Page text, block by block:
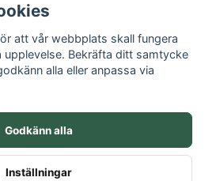
oss
Om oss
Nytt pris
Produkter
att vår webbplats skall fungera
Bekräfta ditt samtycke
alla eller anpassa via
Godkänn alla
Inställningar